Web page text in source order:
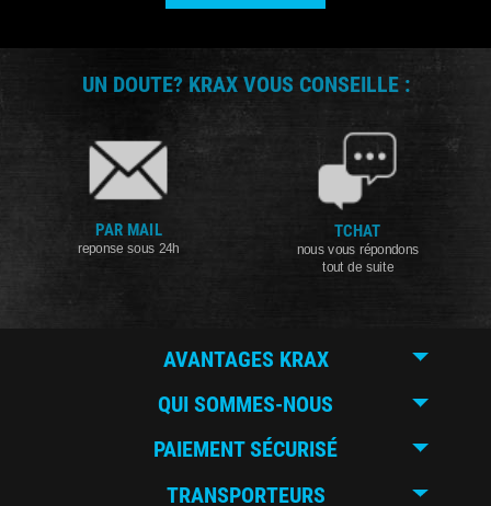
UN DOUTE? KRAX VOUS CONSEILLE :
PAR MAIL
reponse sous 24h
TCHAT
nous vous répondons
tout de suite
AVANTAGES KRAX
QUI SOMMES-NOUS
PAIEMENT SÉCURISÉ
TRANSPORTEURS